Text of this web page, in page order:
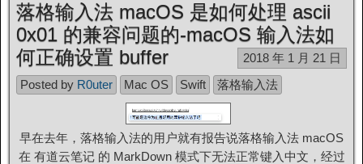
落格输入法 macOS 是如何处理 ascii
0x01 的兼容问题的-macOS 输入法如
何正确设置 buffer
2018 年 1 月 21 日
Posted by R0uter Mac OS Swift 落格输入法
早在去年，落格输入法的用户就有报告说落格输入法 macOS
在 有道云笔记 的 MarkDown 模式下无法正常键入中文，经过